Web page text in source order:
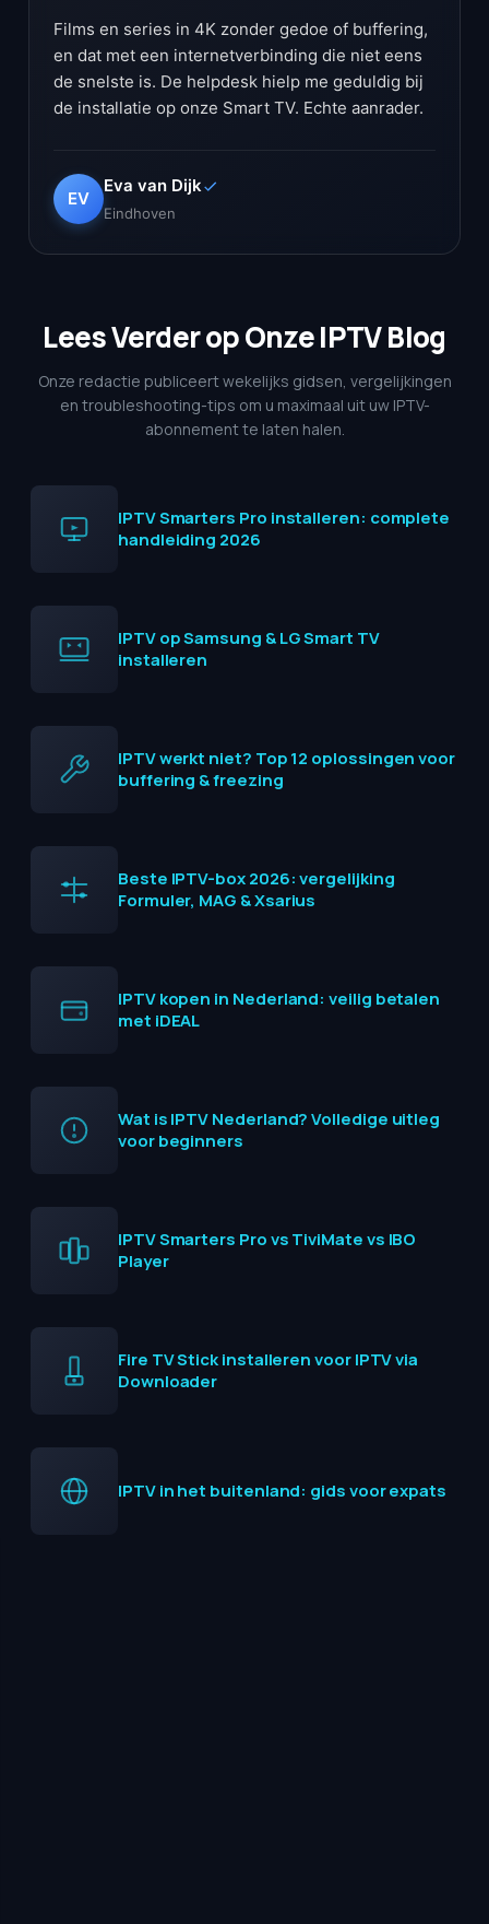
Films en series in 4K zonder gedoe of buffering,
en dat met een internetverbinding die niet eens
de snelste is. De helpdesk hielp me geduldig bij
de installatie op onze Smart TV. Echte aanrader.
EV
Eva van Dijk
Eindhoven
Lees Verder op Onze IPTV Blog
Onze redactie publiceert wekelijks gidsen, vergelijkingen
en troubleshooting-tips om u maximaal uit uw IPTV-
abonnement te laten halen.
IPTV Smarters Pro installeren: complete
handleiding 2026
IPTV op Samsung & LG Smart TV
installeren
IPTV werkt niet? Top 12 oplossingen voor
buffering & freezing
Beste IPTV-box 2026: vergelijking
Formuler, MAG & Xsarius
IPTV kopen in Nederland: veilig betalen
met iDEAL
Wat is IPTV Nederland? Volledige uitleg
voor beginners
IPTV Smarters Pro vs TiviMate vs IBO
Player
Fire TV Stick installeren voor IPTV via
Downloader
IPTV in het buitenland: gids voor expats